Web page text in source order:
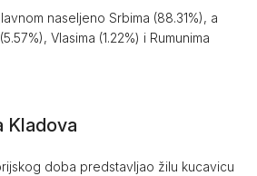
naseljeno Srbima (88.31%), a
Vlasima (1.22%) i Rumunima
Kladova
doba predstavljao žilu kucavicu